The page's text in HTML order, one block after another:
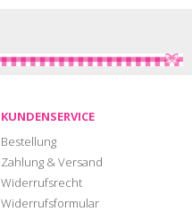
KUNDENSERVICE
Bestellung
Zahlung & Versand
Widerrufsrecht
Widerrufsformular